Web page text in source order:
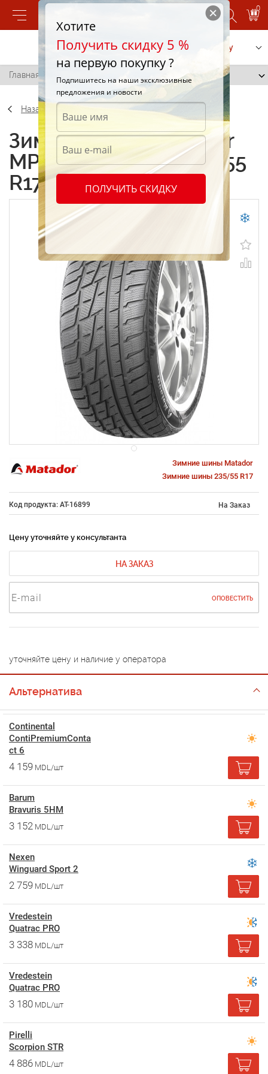
0
Позвонить Заказать услугу
Главная / Matador MP92 Sibir Snow 235/55 R17 103V
Назад
Зимние шины Matador
MP92 Sibir Snow 235/55
R17 103V
Зимние шины Matador
Зимние шины 235/55 R17
Код продукта: AT-16899 На Заказ
Цену уточняйте у консультанта
НА ЗАКАЗ
ОПОВЕСТИТЬ
уточняйте цену и наличие у оператора
Альтернатива
Continental
ContiPremiumConta
ct 6
4 159 MDL/шт
Barum
Bravuris 5HM
3 152 MDL/шт
Nexen
Winguard Sport 2
2 759 MDL/шт
Vredestein
Quatrac PRO
3 338 MDL/шт
Vredestein
Quatrac PRO
3 180 MDL/шт
Pirelli
Scorpion STR
4 886 MDL/шт
Хотите
Получить скидку 5 %
на первую покупку ?
Подпишитесь на наши эксклюзивные
предложения и новости
ПОЛУЧИТЬ СКИДКУ